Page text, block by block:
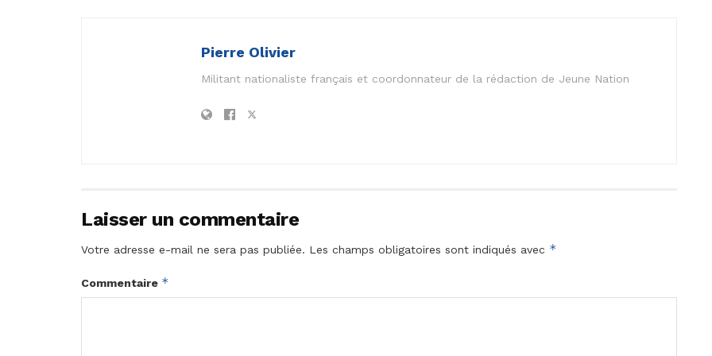
Pierre Olivier
Militant nationaliste français et coordonnateur de la rédaction de Jeune Nation
Laisser un commentaire
Votre adresse e-mail ne sera pas publiée. Les champs obligatoires sont indiqués avec *
Commentaire *